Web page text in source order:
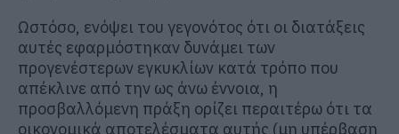
Ωστόσο, ενόψει του γεγονότος ότι οι διατάξεις
αυτές εφαρμόστηκαν δυνάμει των
προγενέστερων εγκυκλίων κατά τρόπο που
απέκλινε από την ως άνω έννοια, η
προσβαλλόμενη πράξη ορίζει περαιτέρω ότι τα
οικονομικά αποτελέσματα αυτής (μη υπέρβαση